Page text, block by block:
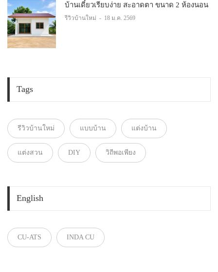
บ้านเดี๋ยวเรียบง่าย สะอาดตา ขนาด 2 ห้องนอน
รีวิวบ้านใหม่ - 18 ม.ค. 2569
Tags
รีวิวบ้านใหม่ แบบบ้าน แต่งบ้าน
แต่งสวน DIY วิถีพอเพียง
English
CU-ATS INDA CU